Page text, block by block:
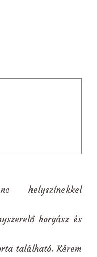
helyszínekkel
horgász és
található. Kérem